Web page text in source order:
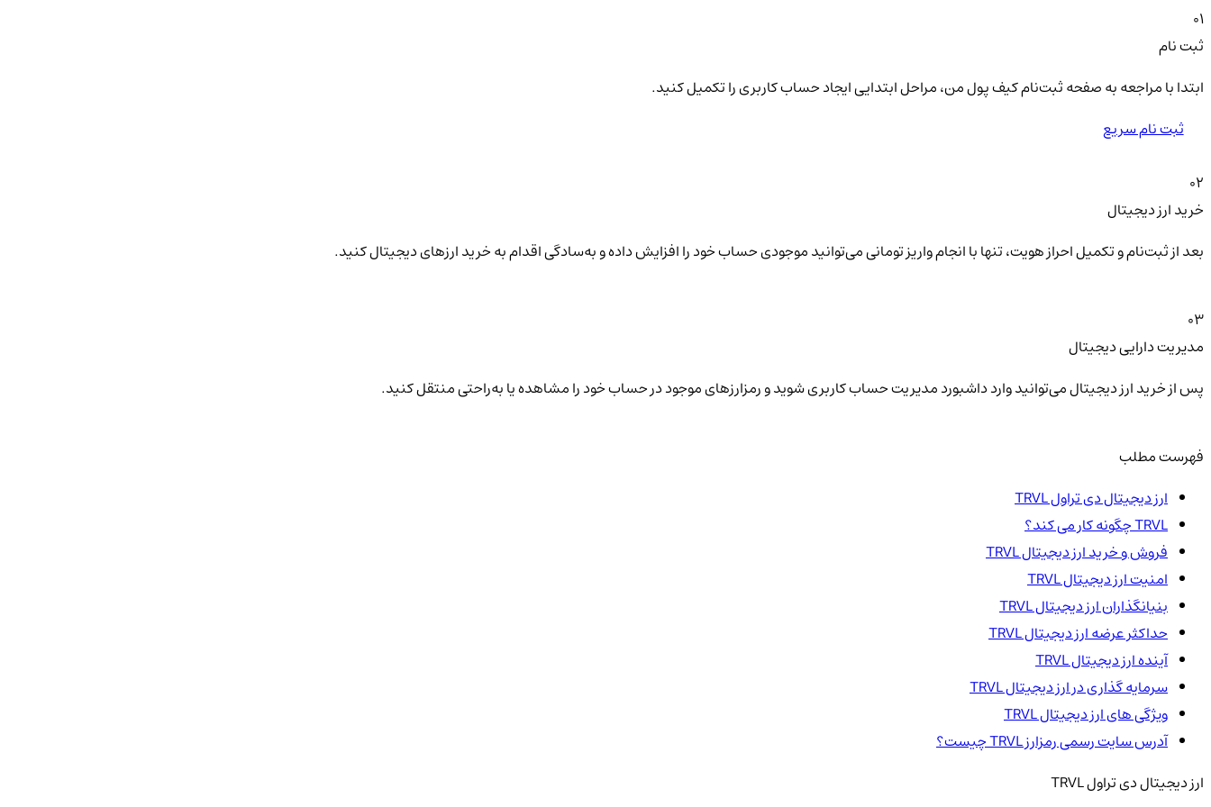
01
ثبت نام
ابتدا با مراجعه به صفحه ثبت‌نام کیف‌ پول من، مراحل ابتدایی ایجاد حساب کاربری را تکمیل کنید.
ثبت نام سریع
02
خرید ارز دیجیتال
بعد از ثبت‌نام و تکمیل احراز هویت، تنها با انجام واریز تومانی می‌توانید موجودی حساب خود را افزایش داده و به‌سادگی اقدام به خرید ارزهای دیجیتال کنید.
03
مدیریت دارایی دیجیتال
پس از خرید ارز دیجیتال می‌توانید وارد داشبورد مدیریت حساب کاربری شوید و رمزارزهای موجود در حساب خود را مشاهده یا به‌راحتی منتقل کنید.
فهرست مطلب
ارز دیجیتال دی تراول TRVL
TRVL چگونه کار می کند؟
فروش و خرید ارز دیجیتال TRVL
امنیت ارز دیجیتال TRVL
بنیانگذاران ارز دیجیتال TRVL
حداکثر عرضه ارز دیجیتال TRVL
آینده ارز دیجیتال TRVL
سرمایه گذاری در ارز دیجیتال TRVL
ویژگی های ارز دیجیتال TRVL
آدرس سایت رسمی رمزارز TRVL چیست؟
ارز دیجیتال دی تراول TRVL